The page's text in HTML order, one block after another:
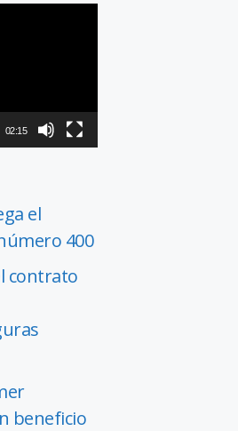
02:15
el
400
contrato
beneficio